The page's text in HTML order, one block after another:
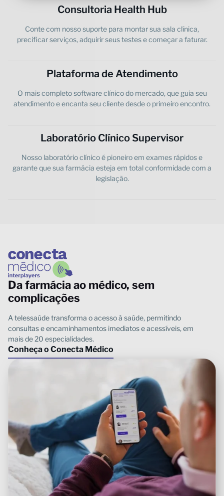
Consultoria Health Hub
Conte com nosso suporte para montar sua sala clínica,
precificar serviços, adquirir seus testes e começar a faturar.
Plataforma de Atendimento
O mais completo software clínico do mercado, que guia seu
atendimento e encanta seu cliente desde o primeiro encontro.
Laboratório Clínico Supervisor
Nosso laboratório clínico é pioneiro em exames rápidos e
garante que sua farmácia esteja em total conformidade com a
legislação.
Da farmácia ao médico, sem
complicações
Conheça o Conecta Médico